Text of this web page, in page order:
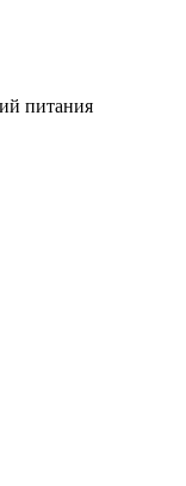
питания